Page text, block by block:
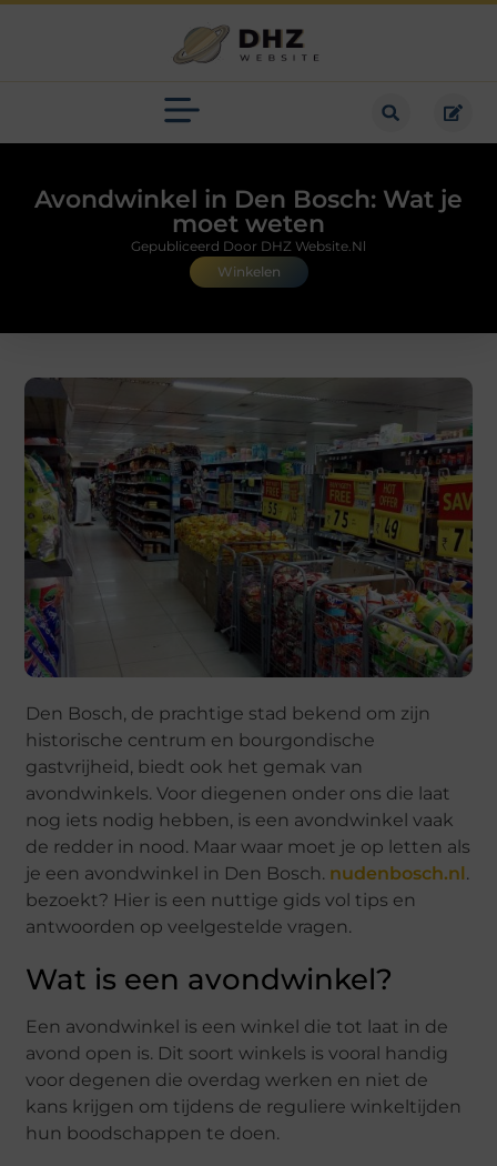
Avondwinkel in Den Bosch: Wat je
moet weten
Winkelen
Gepubliceerd Door DHZ Website.nl
Den Bosch, de prachtige stad bekend om zijn
historische centrum en bourgondische
gastvrijheid, biedt ook het gemak van
avondwinkels. Voor diegenen onder ons die laat
nog iets nodig hebben, is een avondwinkel vaak
de redder in nood. Maar waar moet je op letten als
je een avondwinkel in Den Bosch. nudenbosch.nl.
bezoekt? Hier is een nuttige gids vol tips en
antwoorden op veelgestelde vragen.
Wat is een avondwinkel?
Een avondwinkel is een winkel die tot laat in de
avond open is. Dit soort winkels is vooral handig
voor degenen die overdag werken en niet de
kans krijgen om tijdens de reguliere winkeltijden
hun boodschappen te doen.